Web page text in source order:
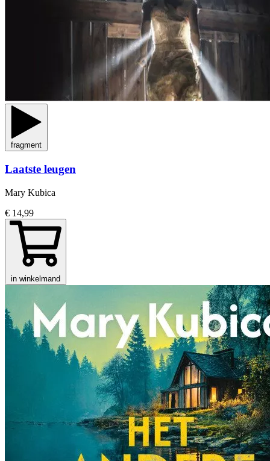
fragment
Laatste leugen
Mary Kubica
€ 14,99
in winkelmand